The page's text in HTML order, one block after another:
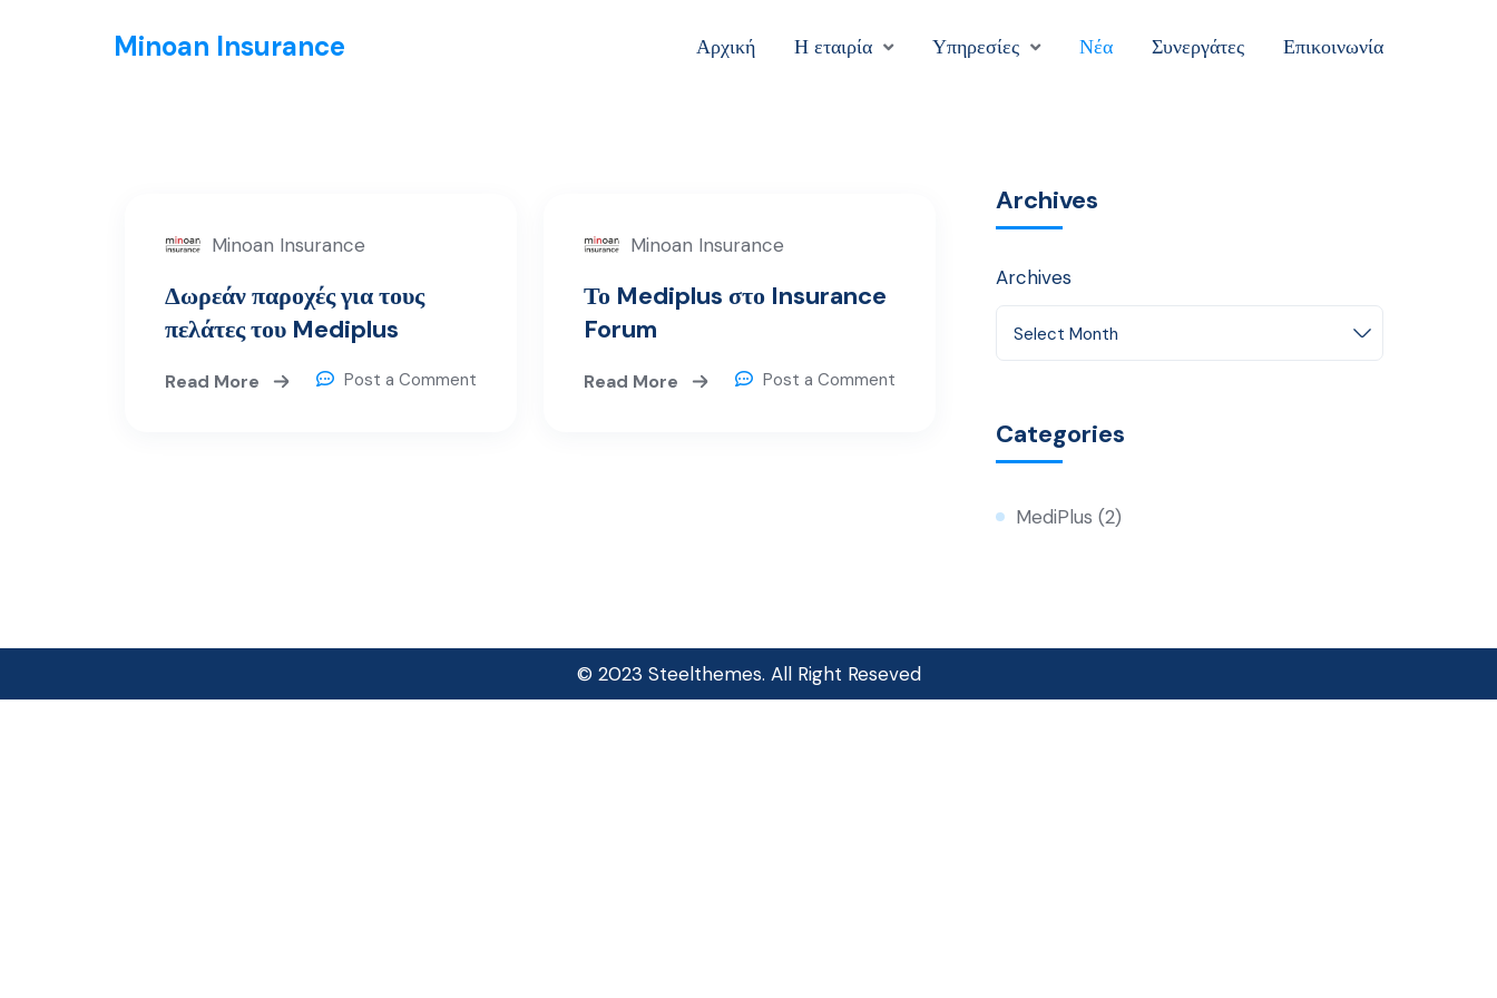
Minoan Insurance Αρχική Η εταιρία Υπηρεσίες Νέα Συνεργάτες Επικοινωνία
Minoan Insurance
Δωρεάν παροχές για τους
πελάτες του Mediplus
Read More Post a Comment
Minoan Insurance
Το Mediplus στο Insurance
Forum
Read More Post a Comment
Archives
Archives
Select Month
Categories
MediPlus (2)
© 2023 Steelthemes. All Right Reseved